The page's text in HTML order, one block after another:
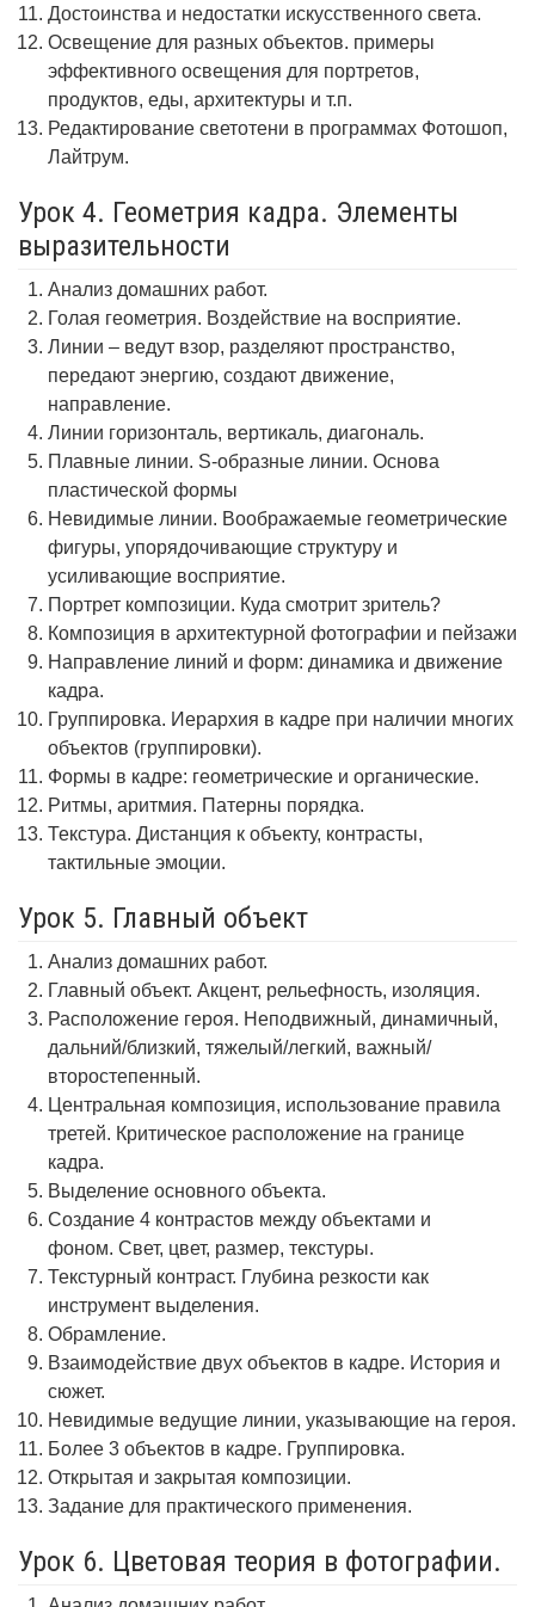
Достоинства и недостатки искусственного света.
Освещение для разных объектов. примеры
эффективного освещения для портретов,
продуктов, еды, архитектуры и т.п.
Редактирование светотени в программах Фотошоп,
Лайтрум.
Урок 4. Геометрия кадра. Элементы
выразительности
Анализ домашних работ.
Голая геометрия. Воздействие на восприятие.
Линии – ведут взор, разделяют пространство,
передают энергию, создают движение,
направление.
Линии горизонталь, вертикаль, диагональ.
Плавные линии. S-образные линии. Основа
пластической формы
Невидимые линии. Воображаемые геометрические
фигуры, упорядочивающие структуру и
усиливающие восприятие.
Портрет композиции. Куда смотрит зритель?
Композиция в архитектурной фотографии и пейзажи
Направление линий и форм: динамика и движение
кадра.
Группировка. Иерархия в кадре при наличии многих
объектов (группировки).
Формы в кадре: геометрические и органические.
Ритмы, аритмия. Патерны порядка.
Текстура. Дистанция к объекту, контрасты,
тактильные эмоции.
Урок 5. Главный объект
Анализ домашних работ.
Главный объект. Акцент, рельефность, изоляция.
Расположение героя. Неподвижный, динамичный,
дальний/близкий, тяжелый/легкий, важный/
второстепенный.
Центральная композиция, использование правила
третей. Критическое расположение на границе
кадра.
Выделение основного объекта.
Создание 4 контрастов между объектами и
фоном. Свет, цвет, размер, текстуры.
Текстурный контраст. Глубина резкости как
инструмент выделения.
Обрамление.
Взаимодействие двух объектов в кадре. История и
сюжет.
Невидимые ведущие линии, указывающие на героя.
Более 3 объектов в кадре. Группировка.
Открытая и закрытая композиции.
Задание для практического применения.
Урок 6. Цветовая теория в фотографии.